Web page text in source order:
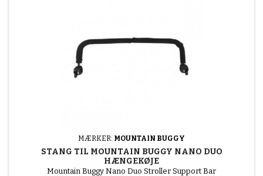
MÆRKER: MOUNTAIN BUGGY
STANG TIL MOUNTAIN BUGGY NANO DUO
HÆNGEKØJE
Mountain Buggy Nano Duo Stroller Support Bar